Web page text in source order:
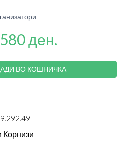
ден.
ВО КОШНИЧКА
Корнизи